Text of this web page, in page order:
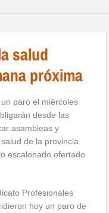
salud
próxima
paro el miércoles
desde las
asambleas y
de la provincia.
escalonado ofertado
Profesionales
hoy un paro de